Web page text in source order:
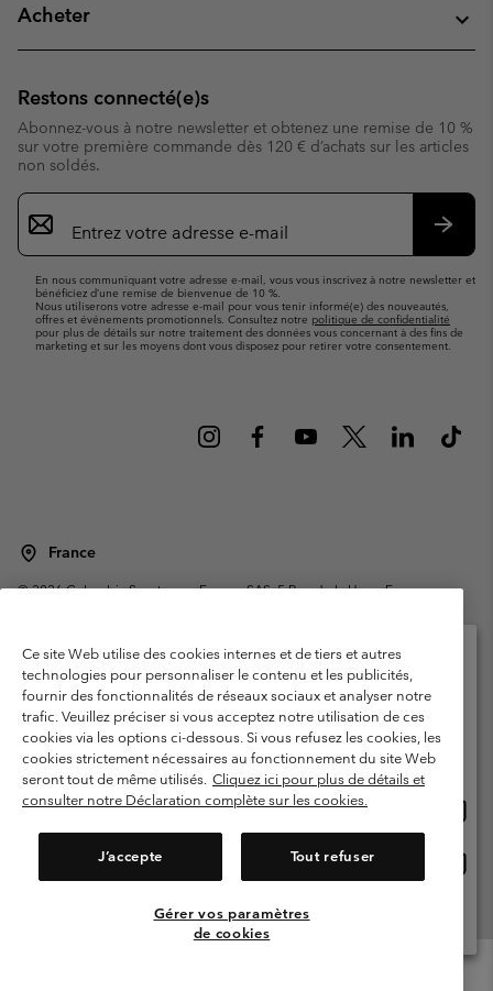
Acheter
Restons connecté(e)s
Abonnez-vous à notre newsletter et obtenez une remise de 10 %
sur votre première commande dès 120 € d’achats sur les articles
non soldés.
Inscription
par
e-
En nous communiquant votre adresse e-mail, vous vous inscrivez à notre newsletter et
bénéficiez d’une remise de bienvenue de 10 %.
Nous utiliserons votre adresse e-mail pour vous tenir informé(e) des nouveautés,
offres et événements promotionnels. Consultez notre politique de confidentialité
pour plus de détails sur notre traitement des données vous concernant à des fins de
marketing et sur les moyens dont vous disposez pour retirer votre consentement.
France
©2026Columbia Sportswear Europe SAS. 5 Rue de la Haye, Espace
Garanties Légales
Politique de confidentialité
Conditions d'utilisation - Membres
Conditions D'utilisation - Contenu généré par l'utilisateur
Impressum
Cookies
Public CBCR
Ce site Web utilise des cookies internes et de tiers et autres
technologies pour personnaliser le contenu et les publicités,
fournir des fonctionnalités de réseaux sociaux et analyser notre
trafic. Veuillez préciser si vous acceptez notre utilisation de ces
cookies via les options ci-dessous. Si vous refusez les cookies, les
cookies strictement nécessaires au fonctionnement du site Web
seront tout de même utilisés. Cliquez ici pour plus de détails et
consulter notre Déclaration complète sur les cookies.
J’accepte Tout refuser
Gérer vos paramètres
de cookies
Veuillez sélectionner votre pays d’expédition et
votre langue
Achats en ligne disponibles
United States
ligne
France
Voir Tous Les Pays